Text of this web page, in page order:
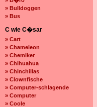
» Bulldoggen
» Bus
C wie C�sar
» Cart
» Chameleon
» Chemiker
» Chihuahua
» Chinchillas
» Clownfische
» Computer-schlagende
» Computer
» Coole